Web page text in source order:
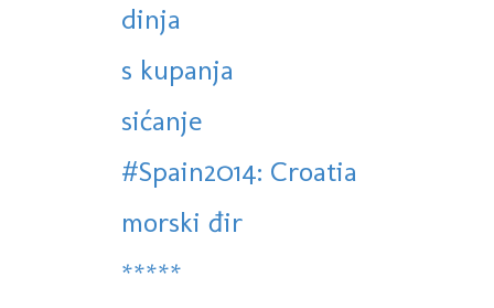
dinja
s kupanja
sićanje
#Spain2014: Croatia
morski đir
*****